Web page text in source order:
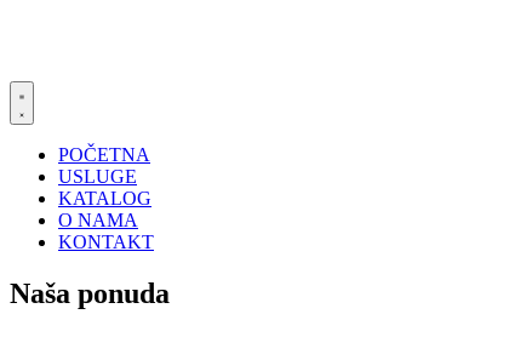
POČETNA
USLUGE
KATALOG
O NAMA
KONTAKT
Naša ponuda